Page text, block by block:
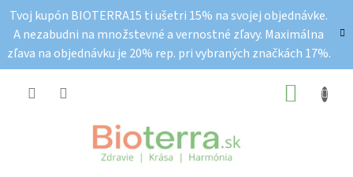
obsah
Tvoj kupón BIOTERRA15 ti ušetri 15% na svojej objednávke.
A nezabudni na množstevné a vernostné zľavy. Maximálna
zľava na objednávku je 20% rep. pri vybraných značkách 17%.